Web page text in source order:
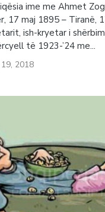
ime me Ahmet
17 maj 1895 – Tiranë,
ish-kryetar i
të 1923-’24 me...
2018